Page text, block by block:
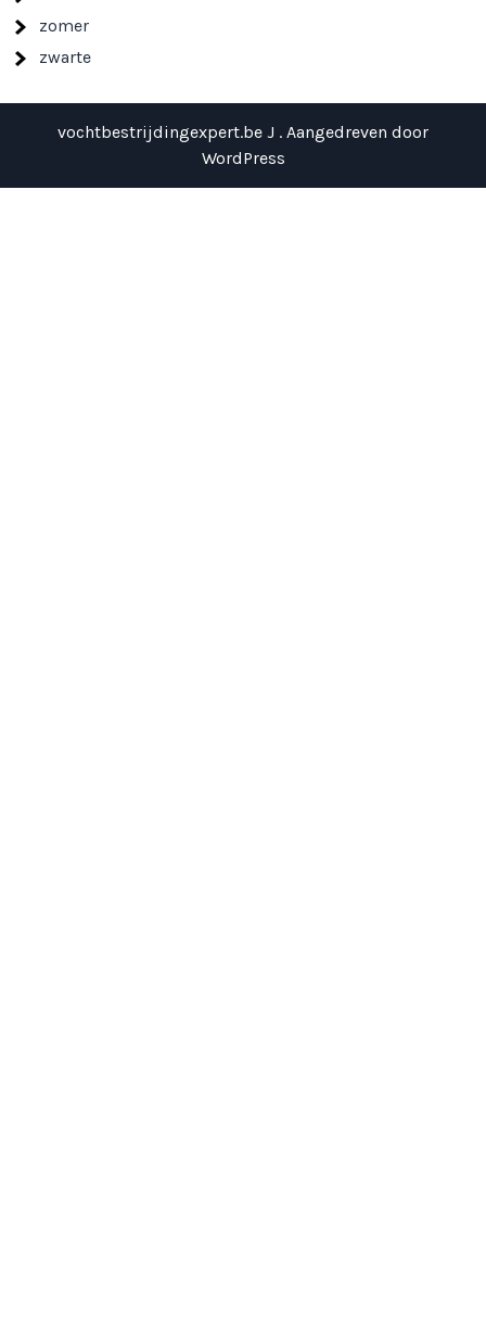
zomer
zwarte
vochtbestrijdingexpert.be J . Aangedreven door
WordPress